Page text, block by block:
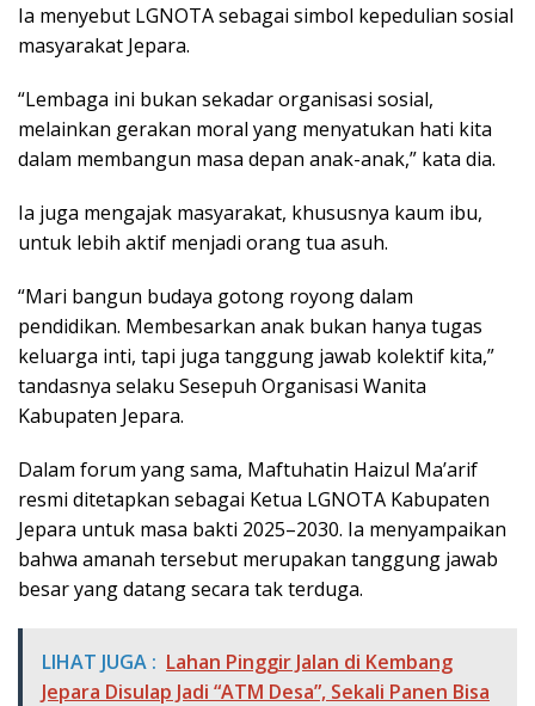
Ia menyebut LGNOTA sebagai simbol kepedulian sosial
masyarakat Jepara.
“Lembaga ini bukan sekadar organisasi sosial,
melainkan gerakan moral yang menyatukan hati kita
dalam membangun masa depan anak-anak,” kata dia.
Ia juga mengajak masyarakat, khususnya kaum ibu,
untuk lebih aktif menjadi orang tua asuh.
“Mari bangun budaya gotong royong dalam
pendidikan. Membesarkan anak bukan hanya tugas
keluarga inti, tapi juga tanggung jawab kolektif kita,”
tandasnya selaku Sesepuh Organisasi Wanita
Kabupaten Jepara.
Dalam forum yang sama, Maftuhatin Haizul Ma’arif
resmi ditetapkan sebagai Ketua LGNOTA Kabupaten
Jepara untuk masa bakti 2025–2030. Ia menyampaikan
bahwa amanah tersebut merupakan tanggung jawab
besar yang datang secara tak terduga.
LIHAT JUGA : Lahan Pinggir Jalan di Kembang
Jepara Disulap Jadi “ATM Desa”, Sekali Panen Bisa